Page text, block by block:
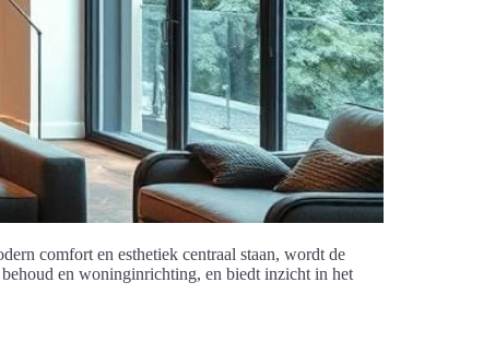
comfort en esthetiek centraal staan, wordt de
en woninginrichting, en biedt inzicht in het